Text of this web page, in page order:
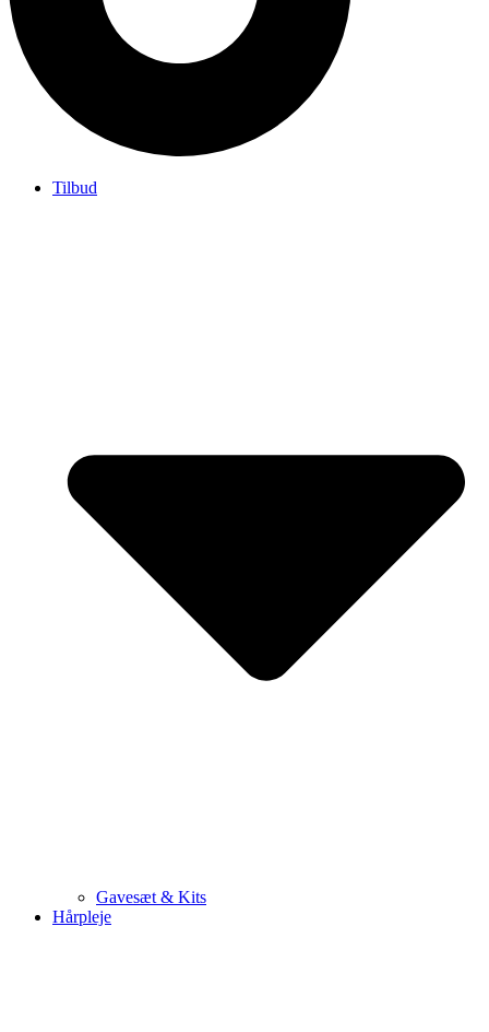
Tilbud
Gavesæt & Kits
Hårpleje